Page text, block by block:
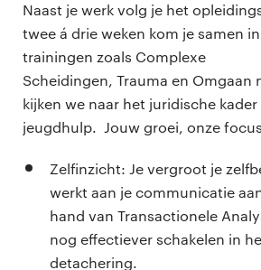
Naast je werk volg je het
twee á drie weken kom je samen
trainingen zoals Complexe
Scheidingen, Trauma en Omgaan
kijken we naar het juridische
jeugdhulp. Jouw groei, onze focus
Zelfinzicht: Je vergroot je
werkt aan je communicatie
hand van Transactionele
nog effectiever schakelen in
detachering.